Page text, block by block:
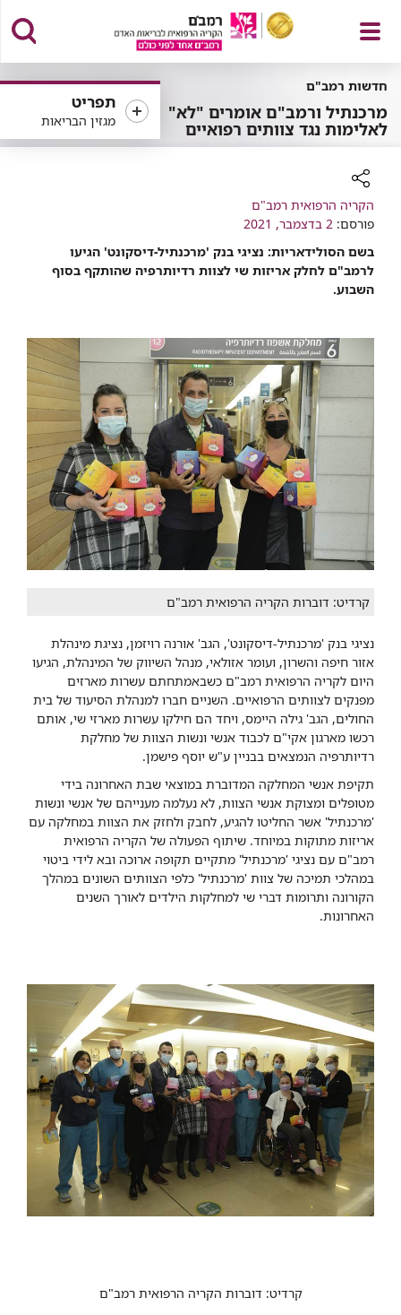
פתח
תפריט
תפריט
מגזין הבריאות
חדשות רמב"ם
מרכנתיל ורמב"ם אומרים "לא"
לאלימות נגד צוותים רפואיים
רכיב
שיתוף
הקריה הרפואית רמב"ם
פורסם: 2 בדצמבר, 2021
בשם הסולידאריות: נציגי בנק 'מרכנתיל-דיסקונט' הגיעו
לרמב"ם לחלק אריזות שי לצוות רדיותרפיה שהותקף בסוף
השבוע.
קרדיט: דוברות הקריה הרפואית רמב"ם
נציגי בנק 'מרכנתיל-דיסקונט', הגב' אורנה רויזמן, נציגת מינהלת
אזור חיפה והשרון, ועומר אזולאי, מנהל השיווק של המינהלת, הגיעו
היום לקריה הרפואית רמב"ם כשבאמתחתם עשרות מארזים
מפנקים לצוותים הרפואיים. השניים חברו למנהלת הסיעוד של בית
החולים, הגב' גילה היימס, ויחד הם חילקו עשרות מארזי שי, אותם
רכשו מארגון אקי"ם לכבוד אנשי ונשות הצוות של מחלקת
רדיותרפיה הנמצאים בבניין ע"ש יוסף פישמן.
תקיפת אנשי המחלקה המדוברת במוצאי שבת האחרונה בידי
מטופלים ומצוקת אנשי הצוות, לא נעלמה מענייהם של אנשי ונשות
'מרכנתיל' אשר החליטו להגיע, לחבק ולחזק את הצוות במחלקה עם
אריזות מתוקות במיוחד. שיתוף הפעולה של הקריה הרפואית
רמב"ם עם נציגי 'מרכנתיל' מתקיים תקופה ארוכה ובא לידי ביטוי
במהלכי תמיכה של צוות 'מרכנתיל' כלפי הצוותים השונים במהלך
הקורונה ותרומות דברי שי למחלקות הילדים לאורך השנים
האחרונות.
קרדיט: דוברות הקריה הרפואית רמב"ם